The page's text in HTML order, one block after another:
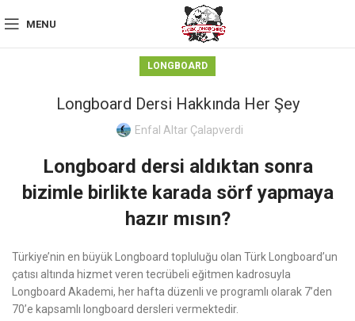
MENU
LONGBOARD
Longboard Dersi Hakkında Her Şey
Enfal Altar Çalapverdi
Longboard dersi aldıktan sonra
bizimle birlikte karada sörf yapmaya
hazır mısın?
Türkiye’nin en büyük Longboard topluluğu olan Türk Longboard’un
çatısı altında hizmet veren tecrübeli eğitmen kadrosuyla
Longboard Akademi, her hafta düzenli ve programlı olarak 7’den
70’e kapsamlı longboard dersleri vermektedir.